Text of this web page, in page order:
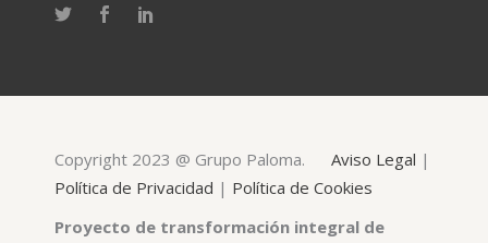
Copyright 2023 @ Grupo Paloma. Aviso Legal |
Política de Privacidad | Política de Cookies
Proyecto de transformación integral de